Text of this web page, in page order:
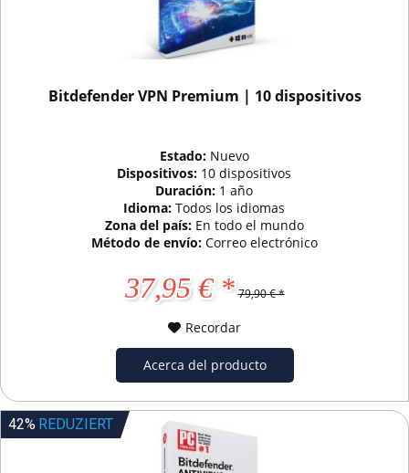
Bitdefender VPN Premium | 10 dispositivos
Estado: Nuevo
Dispositivos: 10 dispositivos
Duración: 1 año
Idioma:Todos los idiomas
Zona del país: En todo el mundo
Método de envío: Correo electrónico
37,95 € * 79,90 € *
Recordar
Acerca del producto
42% REDUZIERT